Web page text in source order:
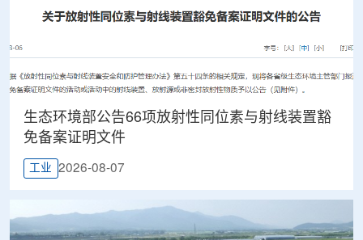
生态环境部公告66项放射性同位素与射线装置豁
免备案证明文件
工业 2026-08-07